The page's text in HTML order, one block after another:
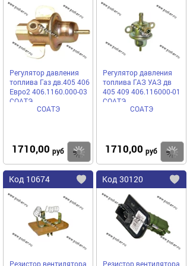
избранное
Регулятор давления
топлива Газ дв.405 406
Евро2 406.1160.000-03
СОАТЭ
СОАТЭ
1710,00 руб Купить
Регулятор давления
топлива ГАЗ УАЗ дв
405 409 406.116000-01
СОАТЭ
СОАТЭ
1710,00 руб
Код 10674
Добавить
избранное
Резистор вентилятора
Код 30120
Резистор вентилятора